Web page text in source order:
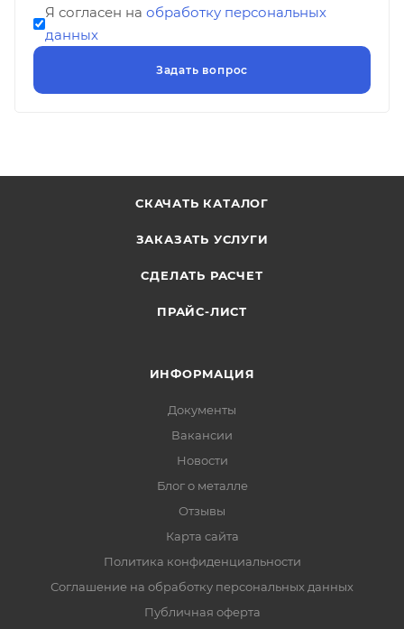
Я согласен на обработку персональных
данных
СКАЧАТЬ КАТАЛОГ
ЗАКАЗАТЬ УСЛУГИ
СДЕЛАТЬ РАСЧЕТ
ПРАЙС-ЛИСТ
ИНФОРМАЦИЯ
Документы
Вакансии
Новости
Блог о металле
Отзывы
Карта сайта
Политика конфиденциальности
Соглашение на обработку персональных данных
Публичная оферта